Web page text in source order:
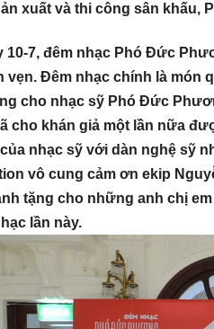
xuất và thi công sân khấu,
10-7, đêm nhạc Phó Đức
vẹn. Đêm nhạc chính là món
cho nhạc sỹ Phó Đức
cho khán giả một lần nữa
nhạc sỹ với dàn nghệ sỹ
vô cung cảm ơn ekip
tặng cho những anh chị
lần này.